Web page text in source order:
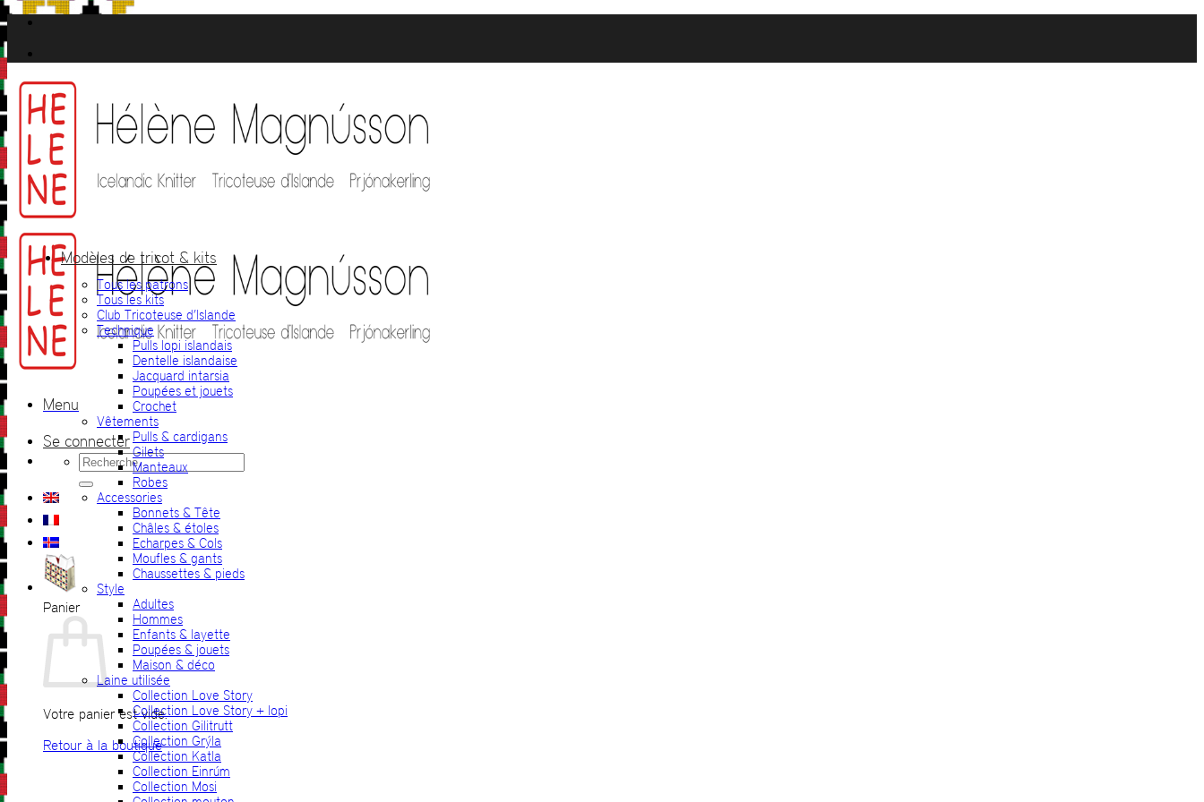
Passer
au
contenu
Menu
Se connecter
Recherche
pour :
Panier
Votre panier est vide.
Retour à la boutique
Modèles de tricot & kits
Tous les patrons
Tous les kits
Club Tricoteuse d’Islande
Technique
Pulls lopi islandais
Dentelle islandaise
Jacquard intarsia
Poupées et jouets
Crochet
Vêtements
Pulls & cardigans
Gilets
Manteaux
Robes
Accessories
Bonnets & Tête
Châles & étoles
Echarpes & Cols
Moufles & gants
Chaussettes & pieds
Style
Adultes
Hommes
Enfants & layette
Poupées & jouets
Maison & déco
Laine utilisée
Collection Love Story
Collection Love Story + lopi
Collection Gilitrutt
Collection Grýla
Collection Katla
Collection Einrúm
Collection Mosi